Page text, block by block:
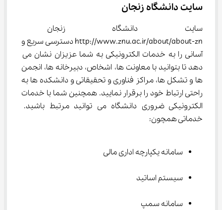
سایت دانشگاه زنجان
سایت دانشگاه زنجان
http://www.znu.ac.ir/about/about-zn دسترسی سریع و
آسانی را به خدمات الکترونیکی به شما عزیزان نشان می
دهد تا بتوانید با معاونت ها، اشخاص، دبیرخانه ها، انجمن
ها و تشکل ها، مراکز فناوری و تحقیقاتی و دانشکده ها به
راحتی ارتباط خود را برقرار نمایید. همچنین شما با خدمات
الکترونیکی ضروری دانشگاه می توانید مرتبط باشید.
خدماتی همچون:
سامانه یکپارچه اداری مالی
سیستم اساتید
سامانه سمپ